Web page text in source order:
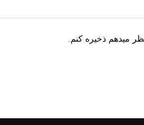
میدهم ذخیره کنم.